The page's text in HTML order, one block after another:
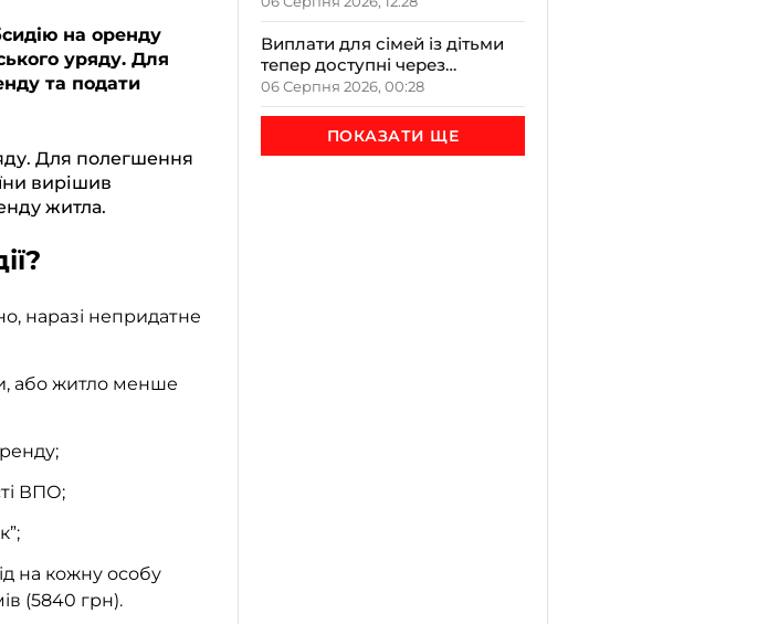
на оренду
уряду. Для
та подати
Для полегшення
вирішив
житла.
наразі непридатне
або житло менше
ВПО;
на кожну особу
(5840 грн).
злагоди в оселю
Виплати для сімей із дітьми
тепер доступні через
«Дія.Картку»: деталі від ОВА
06 Серпня 2026, 00:28
ПОКАЗАТИ ЩЕ